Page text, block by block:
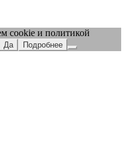
cookie и политикой
Да Подробнее